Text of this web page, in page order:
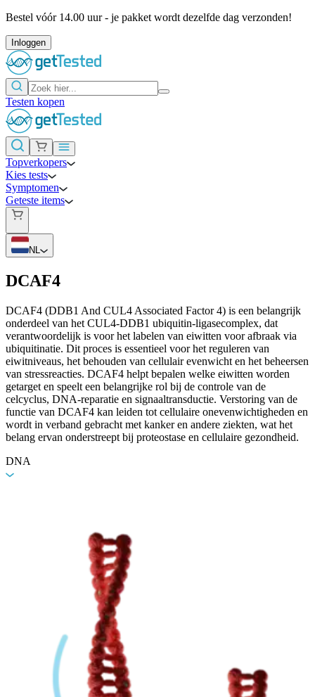
Bestel vóór 14.00 uur - je pakket wordt dezelfde dag verzonden!
Inloggen
Testen kopen
Topverkopers
Kies tests
Symptomen
Geteste items
NL
DCAF4
DCAF4 (DDB1 And CUL4 Associated Factor 4) is een belangrijk
onderdeel van het CUL4-DDB1 ubiquitin-ligasecomplex, dat
verantwoordelijk is voor het labelen van eiwitten voor afbraak via
ubiquitinatie. Dit proces is essentieel voor het reguleren van
eiwitniveaus, het behouden van cellulair evenwicht en het beheersen
van stressreacties. DCAF4 helpt bepalen welke eiwitten worden
getarget en speelt een belangrijke rol bij de controle van de
celcyclus, DNA-reparatie en signaaltransductie. Verstoring van de
functie van DCAF4 kan leiden tot cellulaire onevenwichtigheden en
wordt in verband gebracht met kanker en andere ziekten, wat het
belang ervan onderstreept bij proteostase en cellulaire gezondheid.
DNA